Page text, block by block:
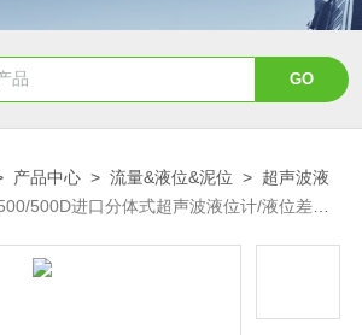
产品中心 >流量&液位&泥位 > 超声波液
500D进口分体式超声波液位计/液位差计-